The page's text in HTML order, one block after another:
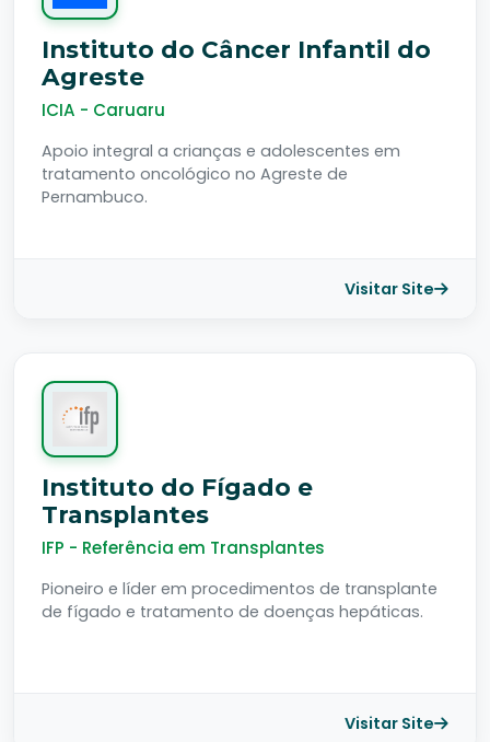
Instituto do Câncer Infantil do
Agreste
ICIA - Caruaru
Apoio integral a crianças e adolescentes em
tratamento oncológico no Agreste de
Pernambuco.
Visitar Site
Instituto do Fígado e
Transplantes
IFP - Referência em Transplantes
Pioneiro e líder em procedimentos de transplante
de fígado e tratamento de doenças hepáticas.
Visitar Site